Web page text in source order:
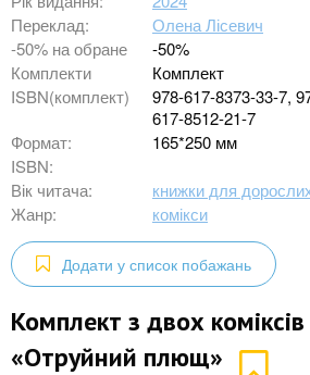
Переклад:
Олена Лісевич
-50% на обране
-50%
Комплекти
Комплект
ISBN(комплект)
978-617-8373-33-7,
617-8512-21-7
Формат:
165*250 мм
ISBN:
Вік читача:
книжки для
Жанр:
комікси
Додати у список побажань
Комплект з двох
«Отруйний плющ»